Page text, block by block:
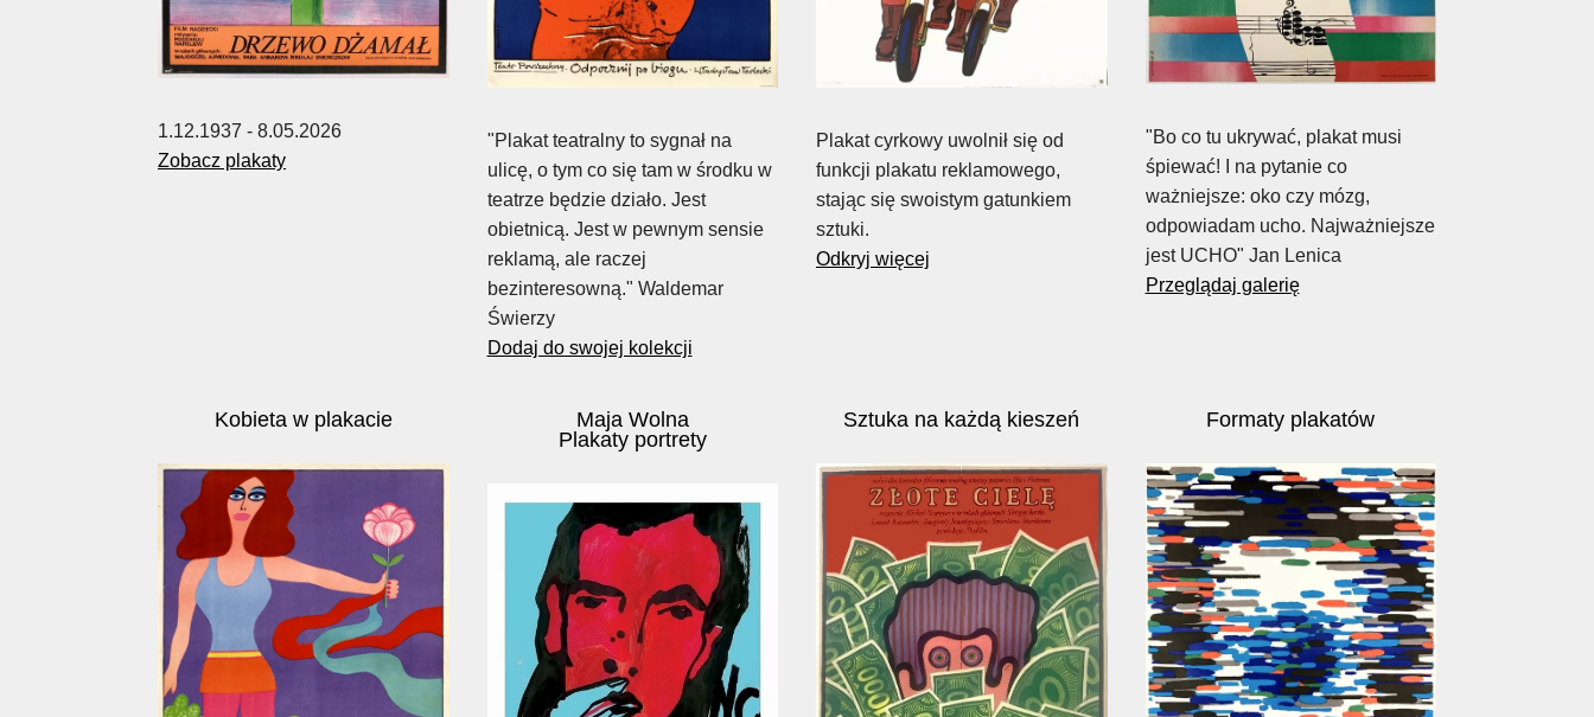
1.12.1937 - 8.05.2026
Zobacz plakaty
"Plakat teatralny to sygnał na
ulicę, o tym co się tam w środku w
teatrze będzie działo. Jest
obietnicą. Jest w pewnym sensie
reklamą, ale raczej
bezinteresowną." Waldemar
Świerzy
Dodaj do swojej kolekcji
Plakat cyrkowy uwolnił się od
funkcji plakatu reklamowego,
stając się swoistym gatunkiem
sztuki.
Odkryj więcej
"Bo co tu ukrywać, plakat musi
śpiewać! I na pytanie co
ważniejsze: oko czy mózg,
odpowiadam ucho. Najważniejsze
jest UCHO" Jan Lenica
Przeglądaj galerię
Kobieta w plakacie
Maja Wolna
Plakaty portrety
Sztuka na każdą kieszeń Formaty plakatów